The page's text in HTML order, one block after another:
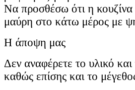
Να προσθέσω ότι η
μαύρη στο κάτω μέρος με
Η άποψη μας
Δεν αναφέρετε το υλικό
καθώς επίσης και το